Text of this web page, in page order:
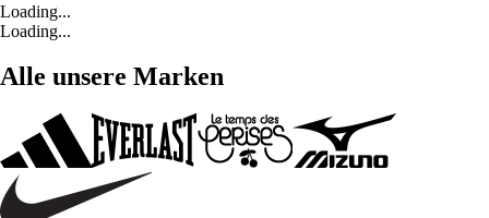
Loading...
Loading...
Alle unsere Marken